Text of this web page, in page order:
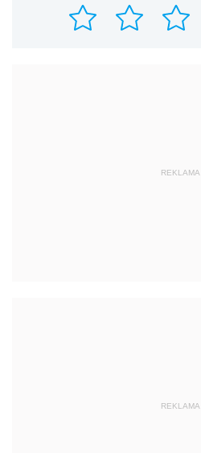
REKLAMA
REKLAMA